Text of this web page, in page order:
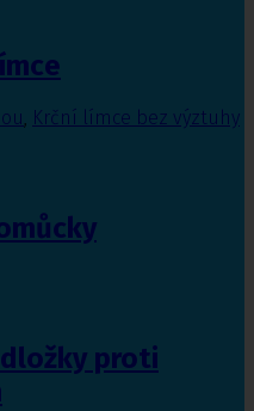
Krční límce bez výztuhy
proti